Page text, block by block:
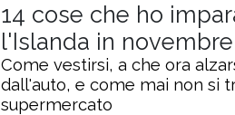
14 cose che ho
l'Islanda in novembre
Come vestirsi, a che ora
dall'auto, e come mai non si
supermercato